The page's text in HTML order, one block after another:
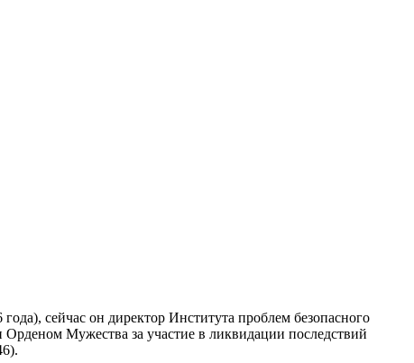
сейчас он директор Института проблем безопасного
Мужества за участие в ликвидации последствий